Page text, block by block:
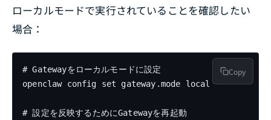
ローカルモードで実行されていることを確認したい
場合：
# Gatewayをローカルモードに設定
openclaw config set gateway.mode local
# 設定を反映するためにGatewayを再起動
Copy